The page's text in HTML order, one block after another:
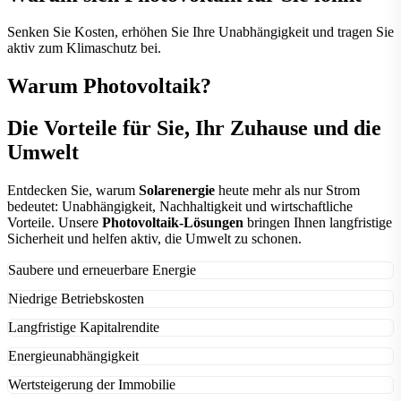
- Deye SE-F5 Pro-C
(16x 5.12 kWh)
Senken Sie Kosten, erhöhen Sie Ihre Unabhängigkeit und tragen Sie
aktiv zum Klimaschutz bei.
Warum Photovoltaik?
Die Vorteile für Sie, Ihr Zuhause und die
Umwelt
Entdecken Sie, warum Solarenergie heute mehr als nur Strom
bedeutet: Unabhängigkeit, Nachhaltigkeit und wirtschaftliche
Vorteile. Unsere Photovoltaik-Lösungen bringen Ihnen langfristige
Sicherheit und helfen aktiv, die Umwelt zu schonen.
Saubere und erneuerbare Energie
Photovoltaiknutzt die Kraft der Sonne – eine
entstehen keine schädlichen Treibhausgase oder Schadstoffe.
So reduzieren Sie Ihren ökologischen Fußabdruck und leisten
aktiv einen Beitrag zum Klimaschutz.
Niedrige Betriebskosten
Nach der Installation sind die
Stromkosten deutlich sinken. Sobald die Investition
amortisiert ist, profitieren Sie viele Jahre von nahezu
kostenlosem Strom.
Langfristige Kapitalrendite
Solarmodulebieten mit einer Lebensdauer von über 25
kann ins Netz eingespeist und vergütet werden – das steigert
Energieunabhängigkeit
Produzieren Sie Ihren eigenen Strom und gewinnen Sie
Wertsteigerung der Immobilie